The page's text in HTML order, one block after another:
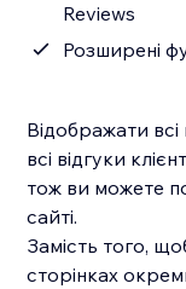
Reviews
Розширені
Відображати
всі відгуки
тож ви можете
сайті.
Замість того,
сторінках